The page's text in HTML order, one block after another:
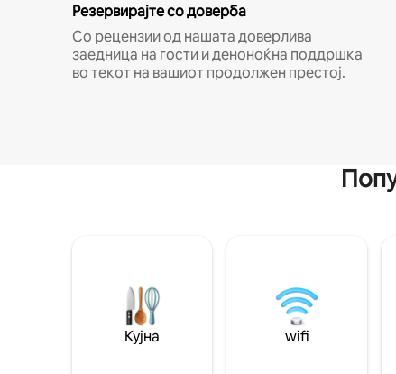
Резервирајте со доверба
Со рецензии од нашата доверлива
заедница на гости и деноноќна поддршка
во текот на вашиот продолжен престој.
Кујна wifi